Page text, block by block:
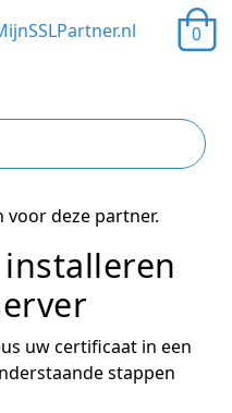
0
voor deze partner.
uw certificaat in een
stappen